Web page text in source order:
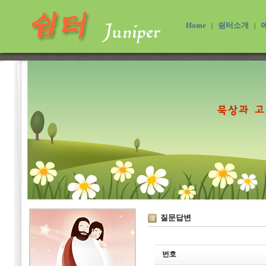
Home 쉼터소개
질문답변
번호